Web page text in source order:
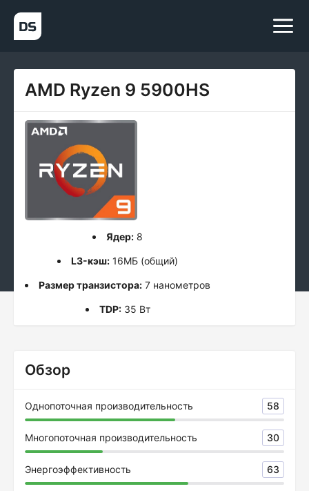
AMD Ryzen 9 5900HS
Ядер: 8
L3-кэш: 16МБ (общий)
Размер транзистора: 7 нанометров
TDP:35 Вт
Обзор
Однопоточная производительность 58
Многопоточная производительность 30
Энергоэффективность 63